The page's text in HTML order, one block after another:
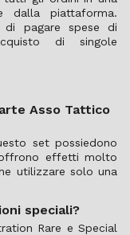
dalla piattaforma.
di pagare spese di
di singole
Asso Tattico
set possiedono
effetti molto
utilizzare solo una
speciali?
Rare e Special